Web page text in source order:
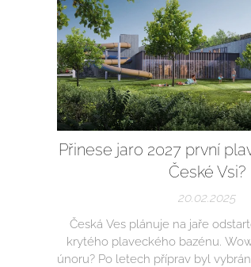
Přinese jaro 2027 první
České Vsi?
20.02.2025
Česká Ves plánuje na jaře
krytého plaveckého bazénu.
únoru? Po letech příprav byl